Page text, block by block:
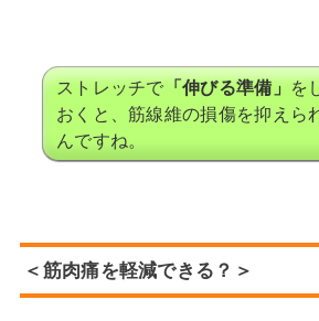
ストレッチで「伸びる準備」 を
おくと、筋線維の損傷を抑えら
んですね。
＜筋肉痛を軽減できる？＞